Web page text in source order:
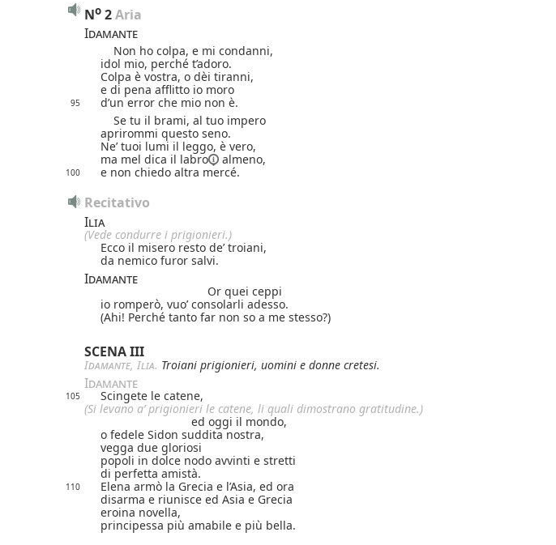
No 2 Aria
Idamante
Non ho colpa, e mi condanni,
idol mio, perché t’adoro.
Colpa è vostra, o dèi tiranni,
e di pena afflitto io moro
95 d’un error che mio non è.
Se tu il brami, al tuo impero
aprirommi questo seno.
Ne’ tuoi lumi il leggo, è vero,
ma mel dica il labro almeno,
100 e non chiedo altra mercé.
Recitativo
Ilia
(Vede condurre i prigionieri.)
Ecco il misero resto de’ troiani,
da nemico furor salvi.
Idamante
Or quei ceppi
io romperò, vuo’ consolarli adesso.
(Ahi! Perché tanto far non so a me stesso?)
SCENA III
Idamante, Ilia. Troiani prigionieri, uomini e donne cretesi.
Idamante
105 Scingete le catene,
(Si levano a’ prigionieri le catene, li quali dimostrano gratitudine.)
ed oggi il mondo,
o fedele Sidon suddita nostra,
vegga due gloriosi
popoli in dolce nodo avvinti e stretti
di perfetta amistà.
110 Elena armò la Grecia e l’Asia, ed ora
disarma e riunisce ed Asia e Grecia
eroina novella,
principessa più amabile e più bella.